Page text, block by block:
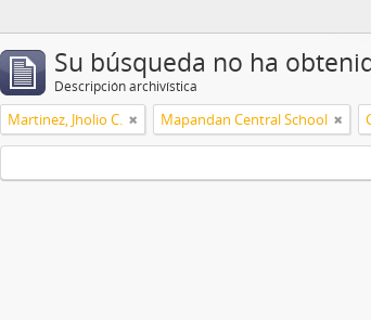
Su búsqueda no ha
Descripción archivística
Martinez, Jholio C. Mapandan Central School